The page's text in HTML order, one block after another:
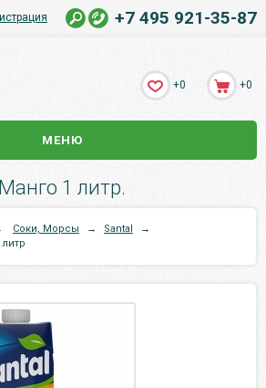
+7 495 921-35-87
+0 +0
МЕНЮ
1 литр.
Соки, Морсы → Santal
→